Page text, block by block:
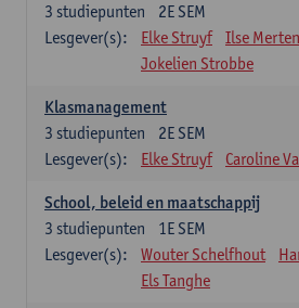
2E SEM
3 studiepunten
Lesgever(s):
Elke Struyf
Ilse
Jokelien Strobbe
Klasmanagement
2E SEM
3 studiepunten
Lesgever(s):
Elke Struyf Caroline
School, beleid en maatschappij
1E SEM
3 studiepunten
Lesgever(s):
Wouter Schelfhout
Els Tanghe